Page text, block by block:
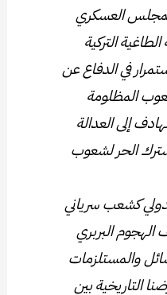
العسكري
التركية
في الدفاع عن
المظلومة
إلى العدالة
الحر لشعوب
كشعب سرياني
البربري
والمستلزمات
التاريخية بين